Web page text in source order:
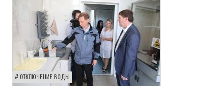
ОТКЛЮЧЕНИЕ ВОДЫ